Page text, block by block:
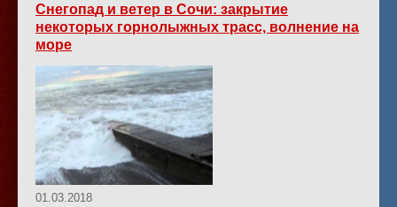
Снегопад и ветер в Сочи: закрытие
некоторых горнолыжных трасс, волнение на
море
01.03.2018